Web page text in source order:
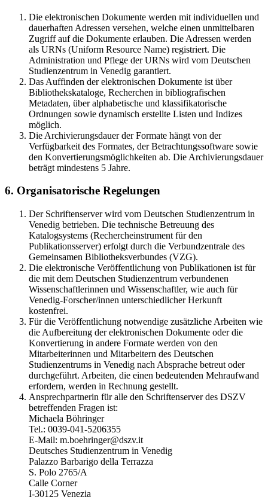
Die elektronischen Dokumente werden mit individuellen und
dauerhaften Adressen versehen, welche einen unmittelbaren
Zugriff auf die Dokumente erlauben. Die Adressen werden
als URNs (Uniform Resource Name) registriert. Die
Administration und Pflege der URNs wird vom Deutschen
Studienzentrum in Venedig garantiert.
Das Auffinden der elektronischen Dokumente ist über
Bibliothekskataloge, Recherchen in bibliografischen
Metadaten, über alphabetische und klassifikatorische
Ordnungen sowie dynamisch erstellte Listen und Indizes
möglich.
Die Archivierungsdauer der Formate hängt von der
Verfügbarkeit des Formates, der Betrachtungssoftware sowie
den Konvertierungsmöglichkeiten ab. Die Archivierungsdauer
beträgt mindestens 5 Jahre.
6. Organisatorische Regelungen
Der Schriftenserver wird vom Deutschen Studienzentrum in
Venedig betrieben. Die technische Betreuung des
Katalogsystems (Rechercheinstrument für den
Publikationsserver) erfolgt durch die Verbundzentrale des
Gemeinsamen Bibliotheksverbundes (VZG).
Die elektronische Veröffentlichung von Publikationen ist für
die mit dem Deutschen Studienzentrum verbundenen
Wissenschaftlerinnen und Wissenschaftler, wie auch für
Venedig-Forscher/innen unterschiedlicher Herkunft
kostenfrei.
Für die Veröffentlichung notwendige zusätzliche Arbeiten wie
die Aufbereitung der elektronischen Dokumente oder die
Konvertierung in andere Formate werden von den
Mitarbeiterinnen und Mitarbeitern des Deutschen
Studienzentrums in Venedig nach Absprache betreut oder
durchgeführt. Arbeiten, die einen bedeutenden Mehraufwand
erfordern, werden in Rechnung gestellt.
Ansprechpartnerin für alle den Schriftenserver des DSZV
betreffenden Fragen ist:
Michaela Böhringer
Tel.: 0039-041-5206355
E-Mail: m.boehringer@dszv.it
Deutsches Studienzentrum in Venedig
Palazzo Barbarigo della Terrazza
S. Polo 2765/A
Calle Corner
I-30125 Venezia